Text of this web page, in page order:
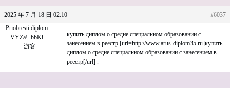
2025 年 7 月 18 日 02:10
#6037
Priobresti diplom
VYZa!_bbKi
游客
купить диплом о средне специальном образовании с
занесением в реестр [url=http://www.arus-diplom35.ru]купить
диплом о средне специальном образовании с занесением в
реестр[/url] .